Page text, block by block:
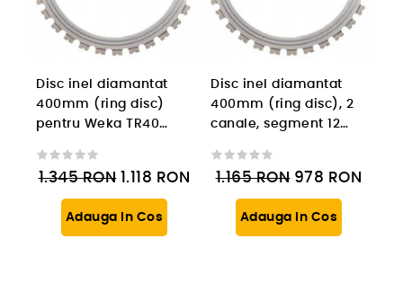
Disc inel diamantat
400mm (ring disc)
pentru Weka TR40
1.345RON 1.118 RON
Adauga In Cos
Disc inel diamantat
400mm (ring disc), 2
canale, segment 12
1.165RON 978 RON
Adauga In Cos